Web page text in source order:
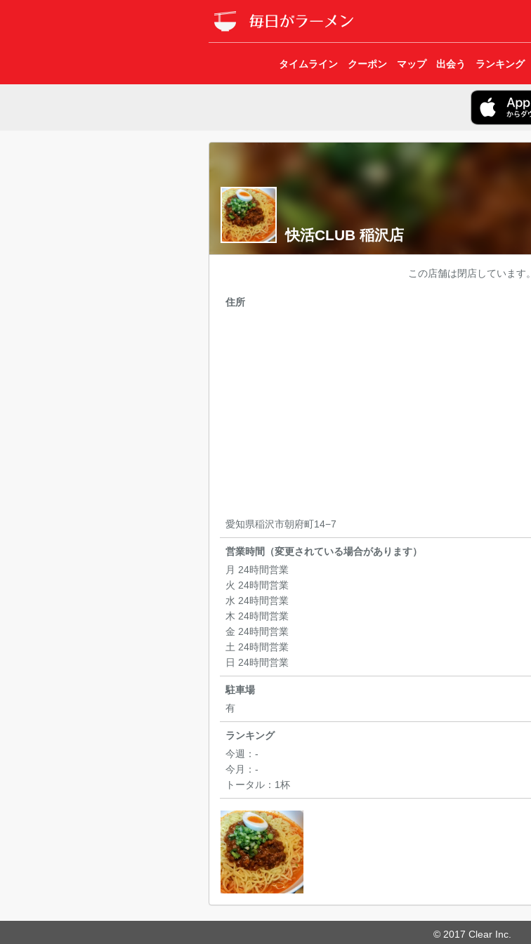
タイムライン クーポン マップ 出会う ランキング
快活CLUB 稲沢店
この店舗は閉店しています。
住所
愛知県稲沢市朝府町14−7
営業時間（変更されている場合があります）
月 24時間営業
火 24時間営業
水 24時間営業
木 24時間営業
金 24時間営業
土 24時間営業
日 24時間営業
駐車場
有
ランキング
今週： -
今月： -
トータル： 1杯
© 2017 Clear Inc.